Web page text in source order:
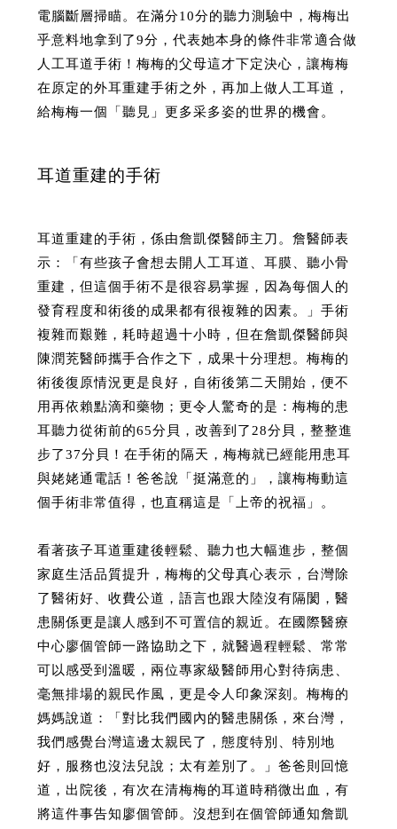
電腦斷層掃瞄。在滿分10分的聽力測驗中，梅梅出
乎意料地拿到了9分，代表她本身的條件非常適合做
人工耳道手術！梅梅的父母這才下定決心，讓梅梅
在原定的外耳重建手術之外，再加上做人工耳道，
給梅梅一個「聽見」更多采多姿的世界的機會。
耳道重建的手術
耳道重建的手術，係由詹凱傑醫師主刀。詹醫師表
示：「有些孩子會想去開人工耳道、耳膜、聽小骨
重建，但這個手術不是很容易掌握，因為每個人的
發育程度和術後的成果都有很複雜的因素。」手術
複雜而艱難，耗時超過十小時，但在詹凱傑醫師與
陳潤茺醫師攜手合作之下，成果十分理想。梅梅的
術後復原情況更是良好，自術後第二天開始，便不
用再依賴點滴和藥物；更令人驚奇的是：梅梅的患
耳聽力從術前的65分貝，改善到了28分貝，整整進
步了37分貝！在手術的隔天，梅梅就已經能用患耳
與姥姥通電話！爸爸說「挺滿意的」，讓梅梅動這
個手術非常值得，也直稱這是「上帝的祝福」。
看著孩子耳道重建後輕鬆、聽力也大幅進步，整個
家庭生活品質提升，梅梅的父母真心表示，台灣除
了醫術好、收費公道，語言也跟大陸沒有隔閡，醫
患關係更是讓人感到不可置信的親近。在國際醫療
中心廖個管師一路協助之下，就醫過程輕鬆、常常
可以感受到溫暖，兩位專家級醫師用心對待病患、
毫無排場的親民作風，更是令人印象深刻。梅梅的
媽媽說道：「對比我們國內的醫患關係，來台灣，
我們感覺台灣這邊太親民了，態度特別、特別地
好，服務也沒法兒說；太有差別了。」爸爸則回憶
道，出院後，有次在清梅梅的耳道時稍微出血，有
將這件事告知廖個管師。沒想到在個管師通知詹凱